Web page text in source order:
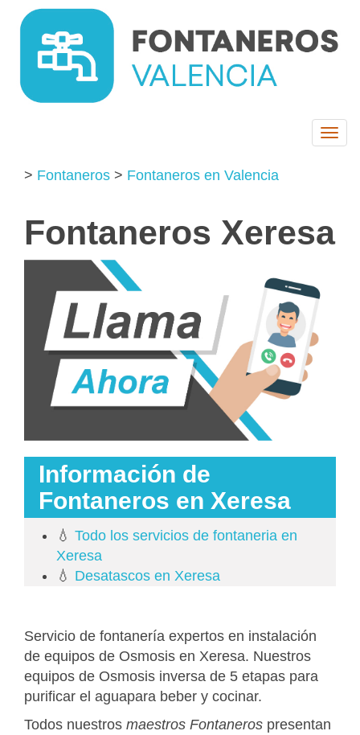
> Fontaneros > Fontaneros en Valencia
Fontaneros Xeresa
Información de
Fontaneros en Xeresa
💧 Todo los servicios de fontaneria en
Xeresa
💧 Desatascos en Xeresa
Servicio de fontanería expertos en instalación
de equipos de Osmosis en Xeresa. Nuestros
equipos de Osmosis inversa de 5 etapas para
purificar el aguapara beber y cocinar.
Todos nuestros maestros Fontaneros presentan